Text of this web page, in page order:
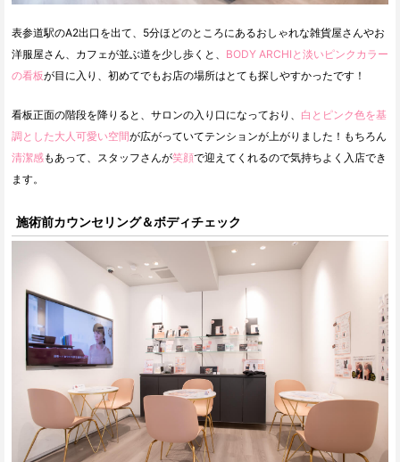
表参道駅のA2出口を出て、5分ほどのところにあるおしゃれな雑貨屋さんやお
洋服屋さん、カフェが並ぶ道を少し歩くと、 BODY ARCHIと淡いピンクカラー
の看板が目に入り、初めてでもお店の場所はとても探しやすかったです！
看板正面の階段を降りると、サロンの入り口になっており、 白とピンク色を基
調とした大人可愛い空間が広がっていてテンションが上がりました！もちろん
清潔感もあって、スタッフさんが笑顔で迎えてくれるので気持ちよく入店でき
ます。
施術前カウンセリング＆ボディチェック